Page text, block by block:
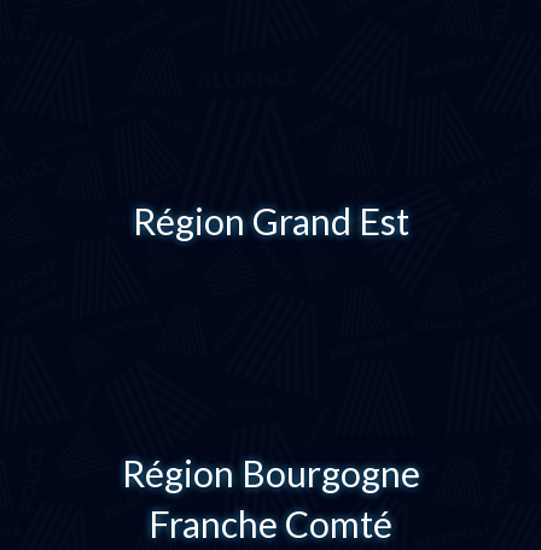
Région Grand Est
Région Bourgogne
Franche Comté